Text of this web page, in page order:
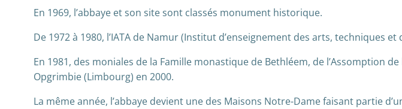
En 1969, l’abbaye et son site sont classés monument historique.
De 1972 à 1980, l’IATA de Namur (Institut d’enseignement des arts, techniques
En 1981, des moniales de la Famille monastique de Bethléem, de l’Assomption
Opgrimbie (Limbourg) en 2000.
La même année, l’abbaye devient une des Maisons Notre-Dame faisant partie